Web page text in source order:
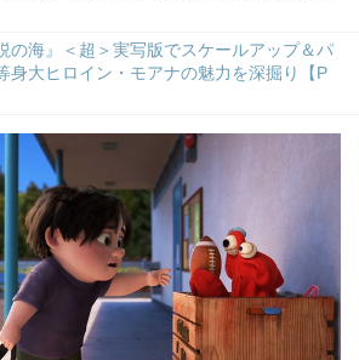
の海』＜超＞実写版でスケールアップ＆パ
身大ヒロイン・モアナの魅力を深掘り【P